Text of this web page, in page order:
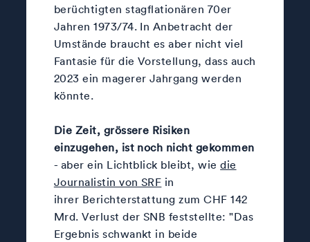
berüchtigten stagflationären 70er
Jahren 1973/74. In Anbetracht der
Umstände braucht es aber nicht viel
Fantasie für die Vorstellung, dass auch
2023 ein magerer Jahrgang werden
könnte.
Die Zeit, grössere Risiken
einzugehen, ist noch nicht gekommen
- aber ein Lichtblick bleibt, wiedie
Journalistin von SRF in
ihrer Berichterstattung zum CHF 142
Mrd. Verlust der SNB feststellte: "Das
Ergebnis schwankt in beide